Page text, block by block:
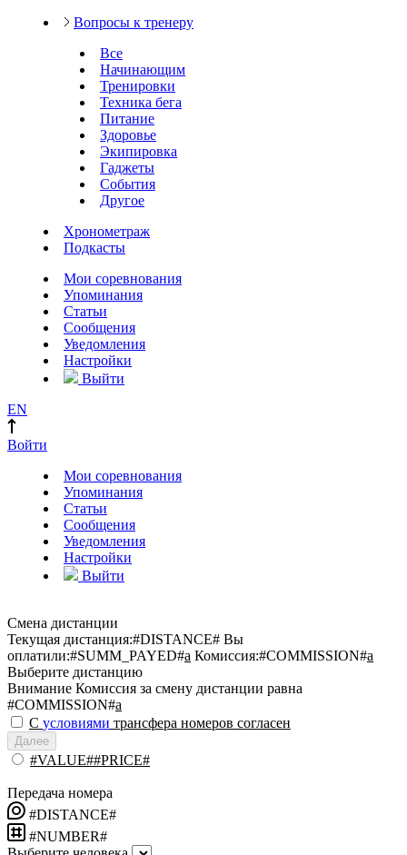
Вопросы к тренеру
Все
Начинающим
Тренировки
Техника бега
Питание
Здоровье
Экипировка
Гаджеты
События
Другое
Хронометраж
Подкасты
Мои соревнования
Упоминания
Статьи
Сообщения
Уведомления
Настройки
Выйти
EN
Войти
Мои соревнования
Упоминания
Статьи
Сообщения
Уведомления
Настройки
Выйти
Смена дистанции
Текущая дистанция:#DISTANCE# Вы
оплатили:#SUMM_PAYED#a Комиссия:#COMMISSION#a
Выберите дистанцию
Внимание Комиссия за смену дистанции равна
#COMMISSION#a
С условиями трансфера номеров согласен
Далее
#VALUE##PRICE#
Передача номера
#DISTANCE#
#NUMBER#